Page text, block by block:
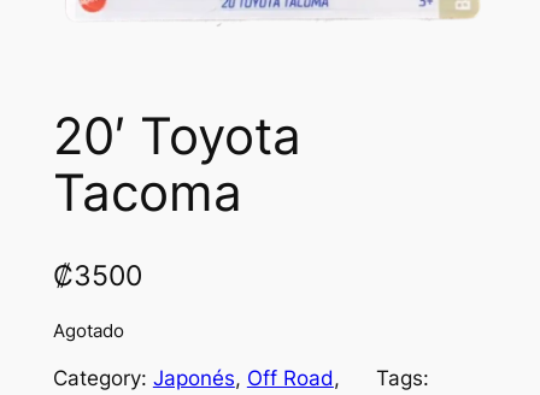
20′ Toyota
Tacoma
₡3500
Agotado
Category: Japonés, Off Road
Tags: